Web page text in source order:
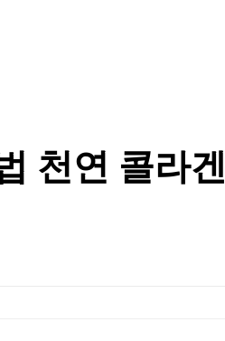
천연 콜라겐